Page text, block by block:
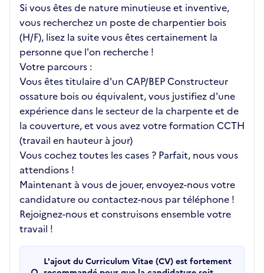
Si vous êtes de nature minutieuse et inventive,
vous recherchez un poste de charpentier bois
(H/F), lisez la suite vous êtes certainement la
personne que l'on recherche !
Votre parcours :
Vous êtes titulaire d'un CAP/BEP Constructeur
ossature bois ou équivalent, vous justifiez d'une
expérience dans le secteur de la charpente et de
la couverture, et vous avez votre formation CCTH
(travail en hauteur à jour)
Vous cochez toutes les cases ? Parfait, nous vous
attendions !
Maintenant à vous de jouer, envoyez-nous votre
candidature ou contactez-nous par téléphone !
Rejoignez-nous et construisons ensemble votre
travail !
L'ajout du Curriculum Vitae (CV) est fortement